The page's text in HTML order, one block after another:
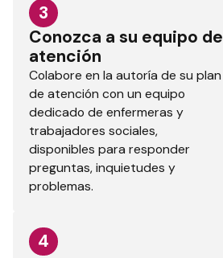
3
Conozca a su equipo de
atención
Colabore en la autoría de su plan
de atención con un equipo
dedicado de enfermeras y
trabajadores sociales,
disponibles para responder
preguntas, inquietudes y
problemas.
4